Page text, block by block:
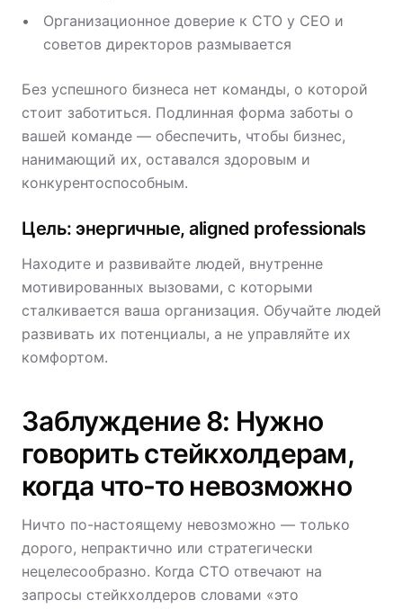
Организационное доверие к CTO у CEO и
советов директоров размывается
Без успешного бизнеса нет команды, о которой
стоит заботиться. Подлинная форма заботы о
вашей команде — обеспечить, чтобы бизнес,
нанимающий их, оставался здоровым и
конкурентоспособным.
Цель: энергичные, aligned professionals
Находите и развивайте людей, внутренне
мотивированных вызовами, с которыми
сталкивается ваша организация. Обучайте людей
развивать их потенциалы, а не управляйте их
комфортом.
Заблуждение 8: Нужно
говорить стейкхолдерам,
когда что-то невозможно
Ничто по-настоящему невозможно — только
дорого, непрактично или стратегически
нецелесообразно. Когда CTO отвечают на
запросы стейкхолдеров словами «это